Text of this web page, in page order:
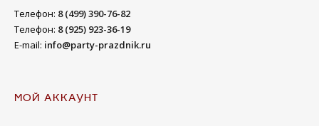
Телефон: 8 (499) 390-76-82
Телефон: 8 (925) 923-36-19
E-mail: info@party-prazdnik.ru
МОЙ АККАУНТ